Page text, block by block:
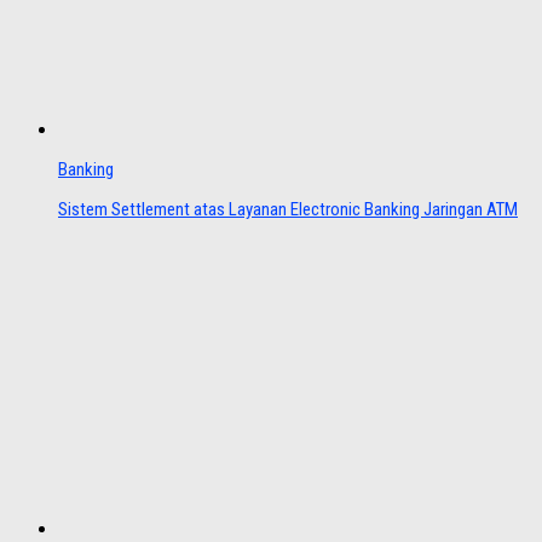
Banking
Sistem Settlement atas Layanan Electronic Banking Jaringan ATM